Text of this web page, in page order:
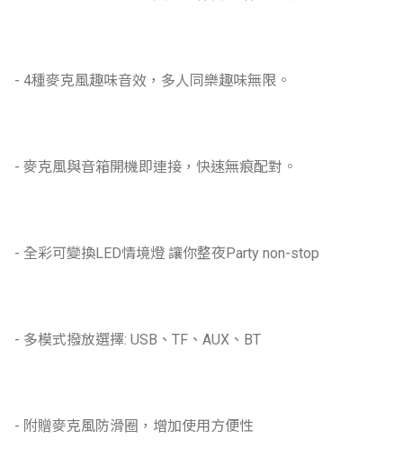
- 4種麥克風趣味音效，多人同樂趣味無限。
- 麥克風與音箱開機即連接，快速無痕配對。
- 全彩可變換LED情境燈 讓你整夜Party non-stop
- 多模式撥放選擇: USB、TF、AUX、BT
- 附贈麥克風防滑圈，增加使用方便性